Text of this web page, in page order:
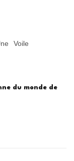
Voile
du monde de